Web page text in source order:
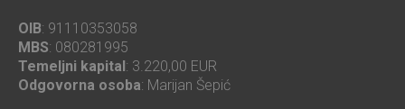
OIB: 91110353058
MBS: 080281995
Temeljni kapital: 3.220,00 EUR
Odgovorna osoba: Marijan Šepić